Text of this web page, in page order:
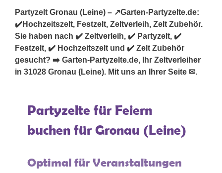
Partyzelt Gronau (Leine) – ↗️Garten-Partyzelte.de:
✔️Hochzeitszelt, Festzelt, Zeltverleih, Zelt Zubehör.
Sie haben nach ✔️ Zeltverleih, ✔️ Partyzelt, ✔️
Festzelt, ✔️ Hochzeitszelt und ✔️ Zelt Zubehör
gesucht? ➡️ Garten-Partyzelte.de, Ihr Zeltverleiher
in 31028 Gronau (Leine). Mit uns an Ihrer Seite ✉.
Partyzelte für Feiern
buchen für Gronau (Leine)
Optimal für Veranstaltungen